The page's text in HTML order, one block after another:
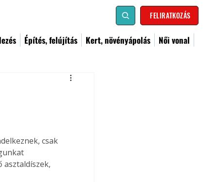
FELIRATKOZÁS
Építés, felújítás Kert, növényápolás Női vonal
csak
asztaldíszek,